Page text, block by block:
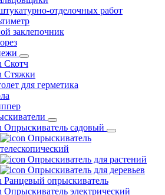
отделочных работ
заклепочник
Скотч
Стяжки
для герметика
Опрыскиватель садовый
Опрыскиватель
телескопический
Опрыскиватель для растений
Опрыскиватель для деревьев
Ранцевый опрыскиватель
Опрыскиватель электрический